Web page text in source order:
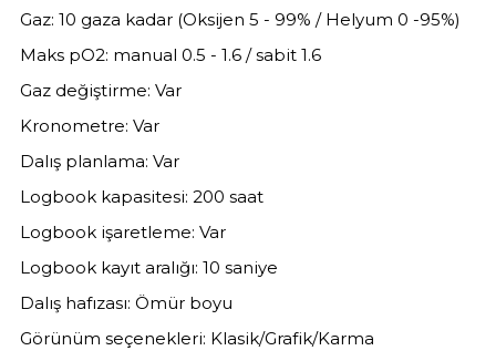
Gaz: 10 gaza kadar (Oksijen 5 - 99% / Helyum 0 -95%)
Maks pO2: manual 0.5 - 1.6 / sabit 1.6
Gaz değiştirme: Var
Kronometre: Var
Dalış planlama: Var
Logbook kapasitesi: 200 saat
Logbook işaretleme: Var
Logbook kayıt aralığı: 10 saniye
Dalış hafızası: Ömür boyu
Görünüm seçenekleri: Klasik/Grafik/Karma